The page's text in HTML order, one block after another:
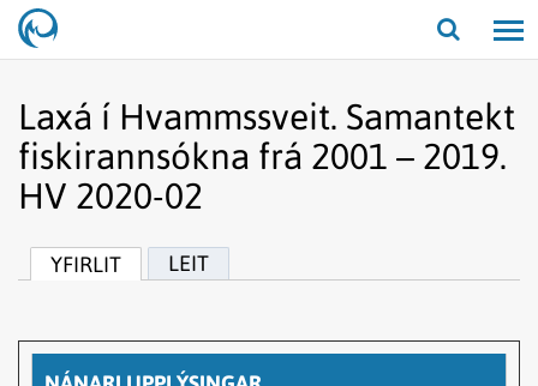
Opna/
Laxá í Hvammssveit. Samantekt
fiskirannsókna frá 2001 – 2019.
HV 2020-02
YFIRLIT LEIT